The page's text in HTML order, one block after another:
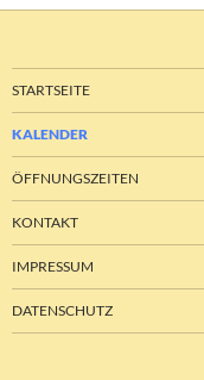
STARTSEITE
KALENDER
ÖFFNUNGSZEITEN
KONTAKT
IMPRESSUM
DATENSCHUTZ